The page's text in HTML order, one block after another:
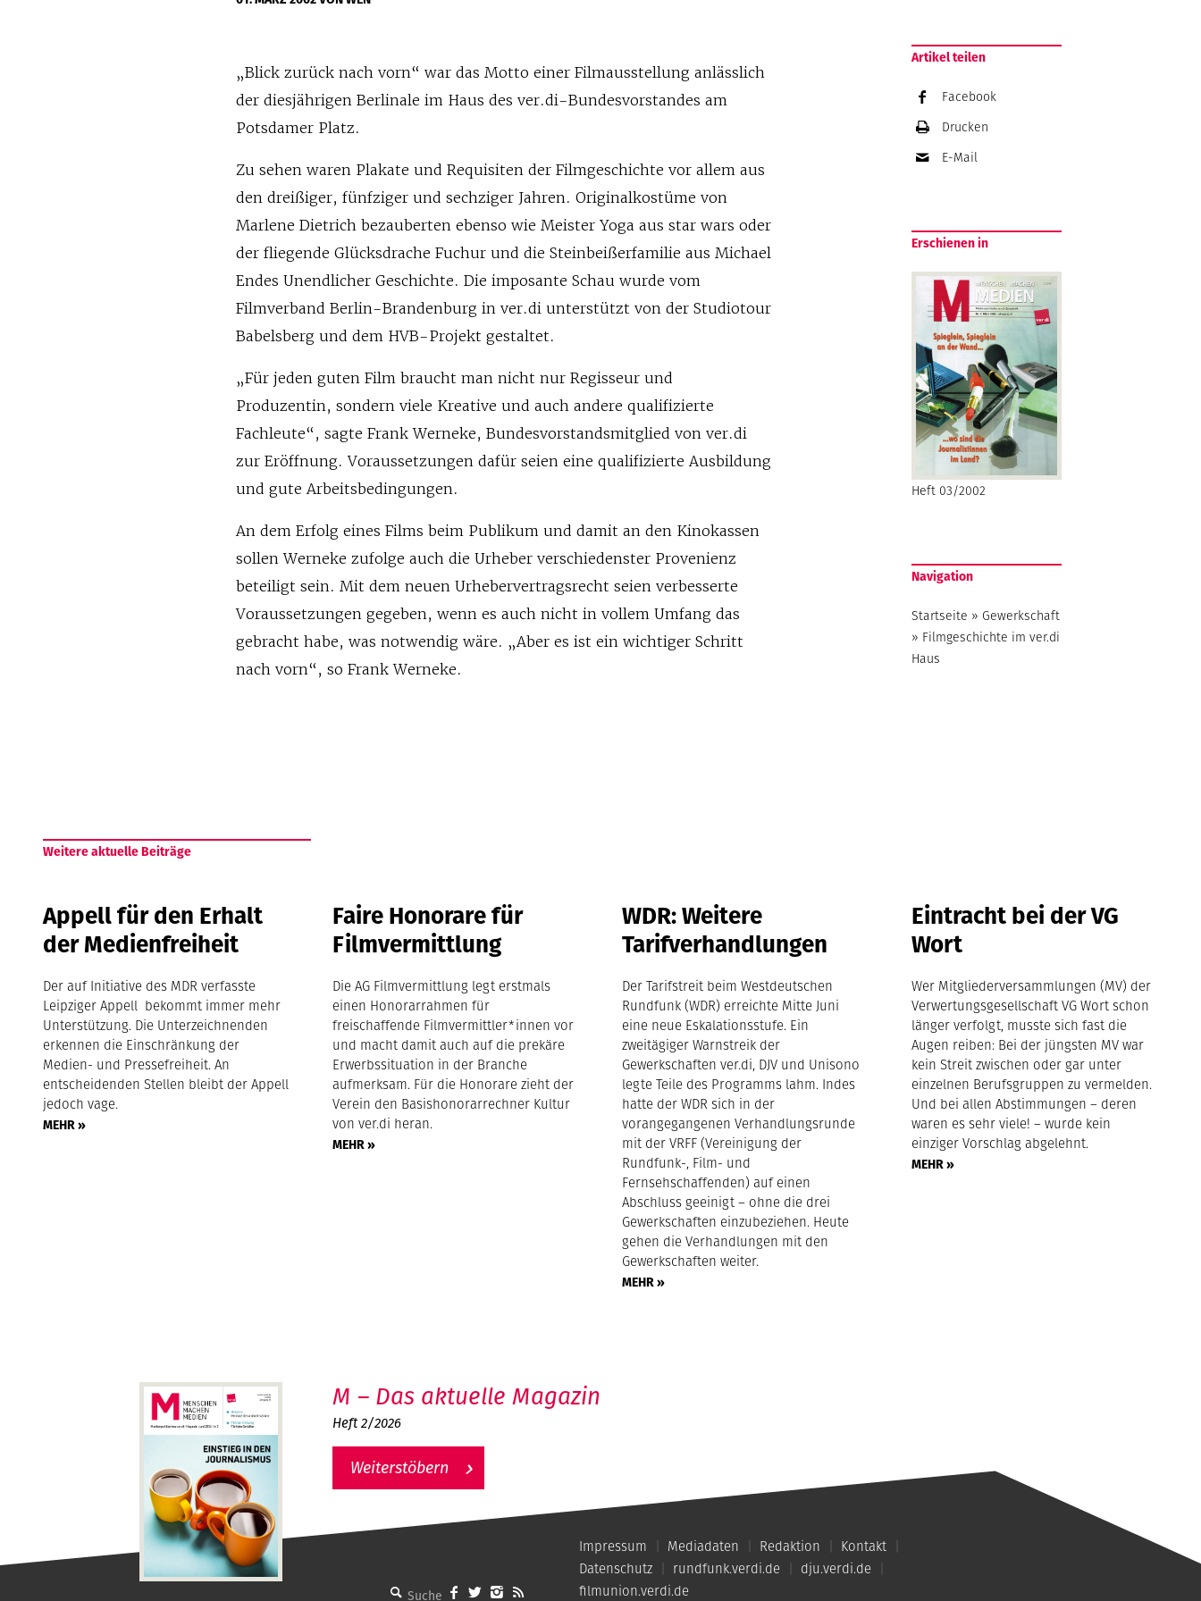
„Blick zurück nach vorn“ war das Motto einer Filmausstellung anlässlich
der diesjährigen Berlinale im Haus des ver.di-Bundesvorstandes am
Potsdamer Platz.
Zu sehen waren Plakate und Requisiten der Filmgeschichte vor allem aus
den dreißiger, fünfziger und sechziger Jahren. Originalkostüme von
Marlene Dietrich bezauberten ebenso wie Meister Yoga aus star wars oder
der fliegende Glücksdrache Fuchur und die Steinbeißerfamilie aus Michael
Endes Unendlicher Geschichte. Die imposante Schau wurde vom
Filmverband Berlin-Brandenburg in ver.di unterstützt von der Studiotour
Babelsberg und dem HVB-Projekt gestaltet.
„Für jeden guten Film braucht man nicht nur Regisseur und
Produzentin, sondern viele Kreative und auch andere qualifizierte
Fachleute“, sagte Frank Werneke, Bundesvorstandsmitglied von ver.di
zur Eröffnung. Voraussetzungen dafür seien eine qualifizierte Ausbildung
und gute Arbeitsbedingungen.
An dem Erfolg eines Films beim Publikum und damit an den Kinokassen
sollen Werneke zufolge auch die Urheber verschiedenster Provenienz
beteiligt sein. Mit dem neuen Urhebervertragsrecht seien verbesserte
Voraussetzungen gegeben, wenn es auch nicht in vollem Umfang das
gebracht habe, was notwendig wäre. „Aber es ist ein wichtiger Schritt
nach vorn“, so Frank Werneke.
Artikel teilen
Facebook
Drucken
E-Mail
Erschienen in
Heft 03/2002
Navigation
Startseite » Gewerkschaft
» Filmgeschichte im ver.di
Haus
Weitere aktuelle Beiträge
Appell für den Erhalt
der Medienfreiheit
Der auf Initiative des MDR verfasste
Leipziger Appell bekommt immer mehr
Unterstützung. Die Unterzeichnenden
erkennen die Einschränkung der
Medien- und Pressefreiheit. An
entscheidenden Stellen bleibt der Appell
jedoch vage.
MEHR »
Faire Honorare für
Filmvermittlung
Die AG Filmvermittlung legt erstmals
einen Honorarrahmen für
freischaffende Filmvermittler*innen vor
und macht damit auch auf die prekäre
Erwerbssituation in der Branche
aufmerksam. Für die Honorare zieht der
Verein den Basishonorarrechner Kultur
von ver.di heran.
MEHR »
WDR: Weitere
Tarifverhandlungen
Der Tarifstreit beim Westdeutschen
Rundfunk (WDR) erreichte Mitte Juni
eine neue Eskalationsstufe. Ein
zweitägiger Warnstreik der
Gewerkschaften ver.di, DJV und Unisono
legte Teile des Programms lahm. Indes
hatte der WDR sich in der
vorangegangenen Verhandlungsrunde
mit der VRFF (Vereinigung der
Rundfunk-, Film- und
Fernsehschaffenden) auf einen
Abschluss geeinigt – ohne die drei
Gewerkschaften einzubeziehen. Heute
gehen die Verhandlungen mit den
Gewerkschaften weiter.
MEHR »
Eintracht bei der VG
Wort
Wer Mitgliederversammlungen (MV) der
Verwertungsgesellschaft VG Wort schon
länger verfolgt, musste sich fast die
Augen reiben: Bei der jüngsten MV war
kein Streit zwischen oder gar unter
einzelnen Berufsgruppen zu vermelden.
Und bei allen Abstimmungen – deren
waren es sehr viele! – wurde kein
einziger Vorschlag abgelehnt.
MEHR »
MMM - Menschen machen Medien
M – Das aktuelle Magazin
Heft 2/2026
Weiterstöbern
Impressum Mediadaten Redaktion
Kontakt
Datenschutz
rundfunk.verdi.de
dju.verdi.de
filmunion.verdi.de